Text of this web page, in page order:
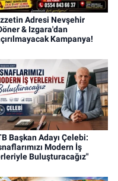
Adresi Nevşehir
& Izgara'dan
Kampanya!
Başkan Adayı Çelebi:
Modern İş
Buluşturacağız"